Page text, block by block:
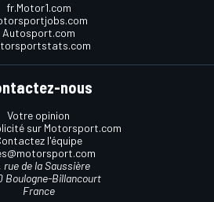
fr.Motor1.com
Autosport.com
nous
Votre opinion
sur Motorsport.com
l'équipe
rue de la Saussière
Boulogne-Billancourt
France